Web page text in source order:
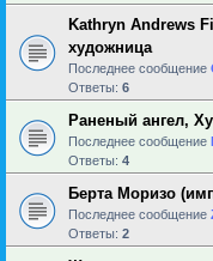
Kathryn Andrews
художница
Последнее сообщение
Ответы: 6
Раненый ангел,
Последнее сообщение
Ответы: 4
Берта Моризо
Последнее сообщение
Ответы: 2